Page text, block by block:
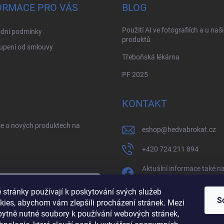
stránky používají k poskytování svých služeb
abychom vám zlepšili procházení stránek. Mezi
nutné soubory k používání webových stránek,
PRO VÁS
podmínky
od smlouvy
BLOG
Použití AI ve fotografiích a u
produktů
Třeboňská lékárna
PF 2025
o nových produktech na
údajů
KONTAKT
eshop@hedvabrokat.cz
+420 724 211 894
Aktuální informace také na
/brokathedva
hedva_cesky_brokat